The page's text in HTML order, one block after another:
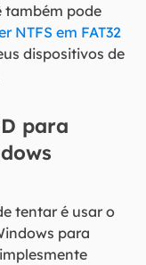
também pode
NTFS em FAT32
dispositivos de
para
tentar é usar o
para